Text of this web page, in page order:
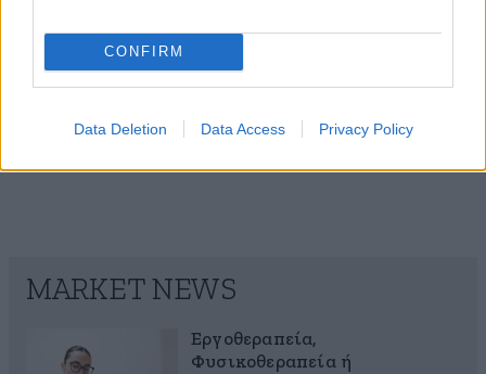
CONFIRM
Data Deletion Data Access Privacy Policy
MARKET NEWS
Εργοθεραπεία,
Φυσικοθεραπεία ή